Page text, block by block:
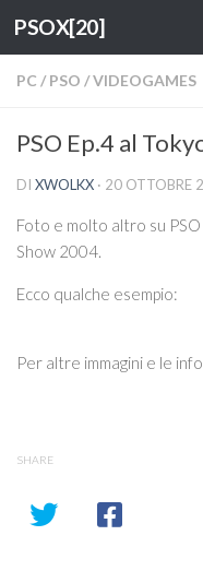
Salta al contenuto
PSOX[20]
PC / PSO /VIDEOGAMES
PSO Ep.4 al
DI XWOLKX · 20 OTTOBRE
Foto e molto altro su
Show 2004.
Ecco qualche esempio:
Per altre immagini e le
SHARE